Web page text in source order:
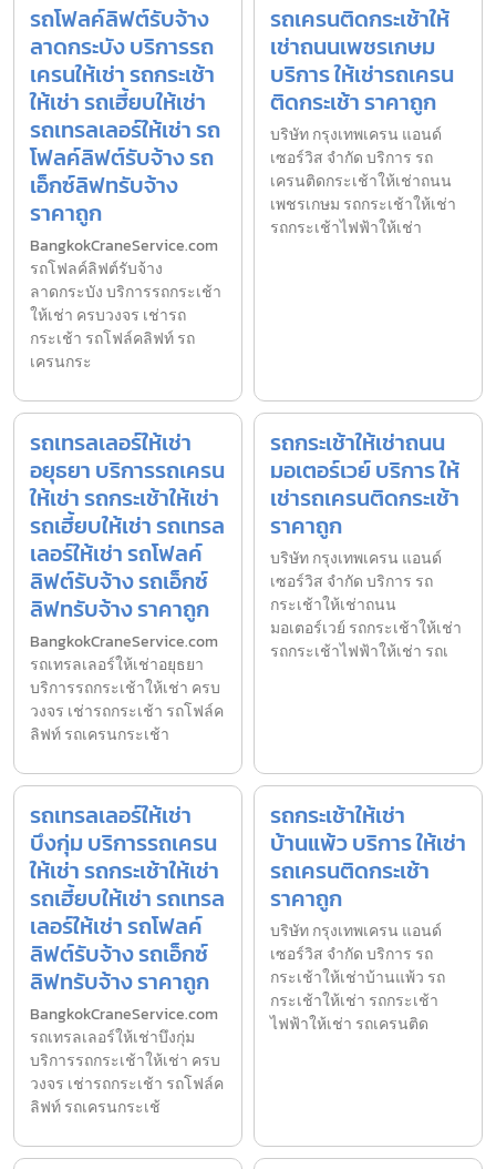
รถโฟลค์ลิฟต์รับจ้าง
ลาดกระบัง บริการรถ
เครนให้เช่า รถกระเช้า
ให้เช่า รถเฮี้ยบให้เช่า
รถเทรลเลอร์ให้เช่า รถ
โฟลค์ลิฟต์รับจ้าง รถ
เอ็กซ์ลิฟทรับจ้าง
ราคาถูก
BangkokCraneService.com
รถโฟลค์ลิฟต์รับจ้าง
ลาดกระบัง บริการรถกระเช้า
ให้เช่า ครบวงจร เช่ารถ
กระเช้า รถโฟล์คลิฟท์ รถ
เครนกระ
รถเครนติดกระเช้าให้
เช่าถนนเพชรเกษม
บริการ ให้เช่ารถเครน
ติดกระเช้า ราคาถูก
บริษัท กรุงเทพเครน แอนด์
เซอร์วิส จำกัด บริการ รถ
เครนติดกระเช้าให้เช่าถนน
เพชรเกษม รถกระเช้าให้เช่า
รถกระเช้าไฟฟ้าให้เช่า
รถเทรลเลอร์ให้เช่า
อยุธยา บริการรถเครน
ให้เช่า รถกระเช้าให้เช่า
รถเฮี้ยบให้เช่า รถเทรล
เลอร์ให้เช่า รถโฟลค์
ลิฟต์รับจ้าง รถเอ็กซ์
ลิฟทรับจ้าง ราคาถูก
BangkokCraneService.com
รถเทรลเลอร์ให้เช่าอยุธยา
บริการรถกระเช้าให้เช่า ครบ
วงจร เช่ารถกระเช้า รถโฟล์ค
ลิฟท์ รถเครนกระเช้า
รถกระเช้าให้เช่าถนน
มอเตอร์เวย์ บริการ ให้
เช่ารถเครนติดกระเช้า
ราคาถูก
บริษัท กรุงเทพเครน แอนด์
เซอร์วิส จำกัด บริการ รถ
กระเช้าให้เช่าถนน
มอเตอร์เวย์ รถกระเช้าให้เช่า
รถกระเช้าไฟฟ้าให้เช่า รถเ
รถเทรลเลอร์ให้เช่า
บึงกุ่ม บริการรถเครน
ให้เช่า รถกระเช้าให้เช่า
รถเฮี้ยบให้เช่า รถเทรล
เลอร์ให้เช่า รถโฟลค์
ลิฟต์รับจ้าง รถเอ็กซ์
ลิฟทรับจ้าง ราคาถูก
BangkokCraneService.com
รถเทรลเลอร์ให้เช่าบึงกุ่ม
บริการรถกระเช้าให้เช่า ครบ
วงจร เช่ารถกระเช้า รถโฟล์ค
ลิฟท์ รถเครนกระเช้
รถกระเช้าให้เช่า
บ้านแพ้ว บริการ ให้เช่า
รถเครนติดกระเช้า
ราคาถูก
บริษัท กรุงเทพเครน แอนด์
เซอร์วิส จำกัด บริการ รถ
กระเช้าให้เช่าบ้านแพ้ว รถ
กระเช้าให้เช่า รถกระเช้า
ไฟฟ้าให้เช่า รถเครนติด